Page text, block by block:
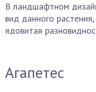
В ландшафтном
вид данного
ядовитая
Агапетес